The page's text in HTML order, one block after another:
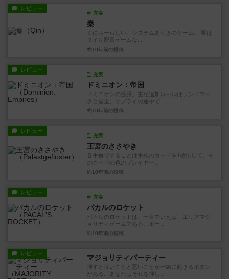
レビュー
充実
秦
くにちーらしい、システムありきのゲーム。 要は
タイル配置ゲームな...
約10年前 の投稿
レビュー
充実
ドミニオン：帝国
ドミニオンの拡張。主な追加ルールはランドマー
クと借金、サプライの途中で...
約10年前 の投稿
レビュー
充実
王宮のささやき
各手番ですることは手札のカードを1枚出して、そ
のカードの色のプレイヤー...
約10年前 の投稿
レビュー
充実
パカルのロケット
パカルのロケットは、一言でいえば、エリアマジ
ョリティゲームである。ボー...
約10年前 の投稿
レビュー マジョリティパーティー
押すと良いことと悪いことが一緒に起きるボタン
がある。あなたはそれを押し...